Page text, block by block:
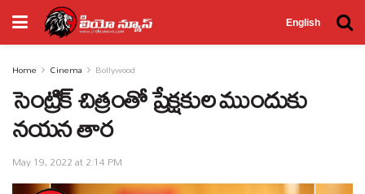
English
Home Cinema Bollywood
సెంట్రిక్ చిత్రంతో ప్రేక్షకుల ముందుకు
నయన తార
May 19, 2022 at 2:14 PM